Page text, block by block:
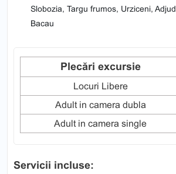
Slobozia, Targu frumos, Urziceni, Adjud
Bacau
Plecări excursie
Locuri Libere
Adult in camera dubla
Adult in camera single
Servicii incluse: